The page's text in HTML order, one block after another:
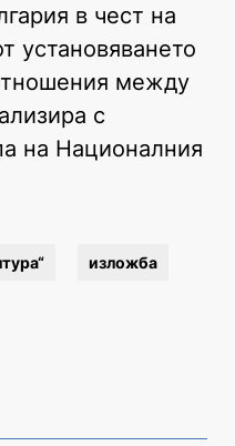
в чест на
установяването
между
с
на Националния
изложба